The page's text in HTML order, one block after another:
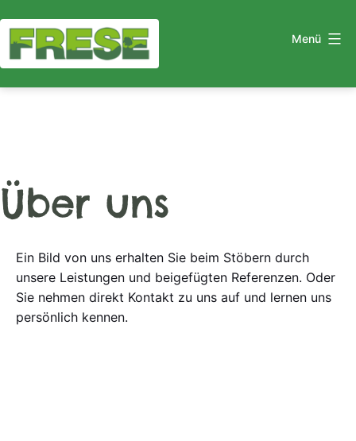
Inhalt
springen
Menü
Über uns
Ein Bild von uns erhalten Sie beim Stöbern durch
unsere Leistungen und beigefügten Referenzen. Oder
Sie nehmen direkt Kontakt zu uns auf und lernen uns
persönlich kennen.